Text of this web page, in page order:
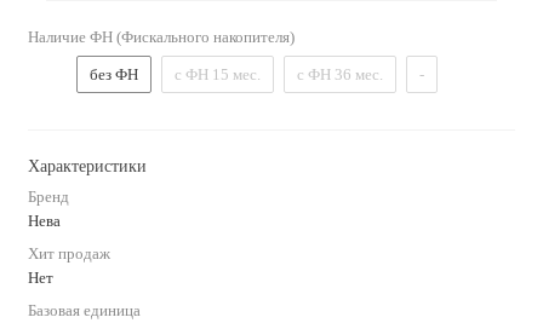
Наличие ФН (Фискального накопителя)
без ФН с ФН 15 мес. с ФН 36 мес. -
Характеристики
Бренд
Нева
Хит продаж
Нет
Базовая единица